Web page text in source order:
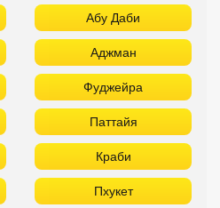
Абу Даби
Аджман
Фуджейра
Паттайя
Краби
Пхукет